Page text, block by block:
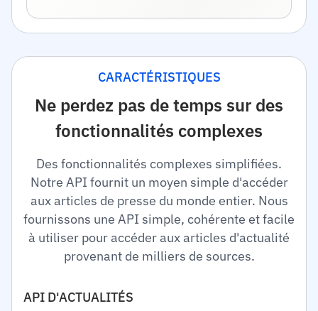
CARACTÉRISTIQUES
Ne perdez pas de temps sur des
fonctionnalités complexes
Des fonctionnalités complexes simplifiées.
Notre API fournit un moyen simple d'accéder
aux articles de presse du monde entier. Nous
fournissons une API simple, cohérente et facile
à utiliser pour accéder aux articles d'actualité
provenant de milliers de sources.
API D'ACTUALITÉS